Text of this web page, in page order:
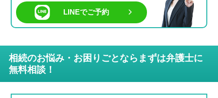
LINEでご予約
相続のお悩み・お困りごとならまずは弁護士に
無料相談！